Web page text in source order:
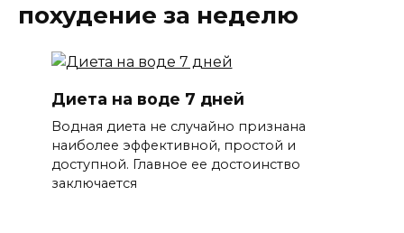
похудение за неделю
Диета на воде 7 дней
Водная диета не случайно признана
наиболее эффективной, простой и
доступной. Главное ее достоинство
заключается